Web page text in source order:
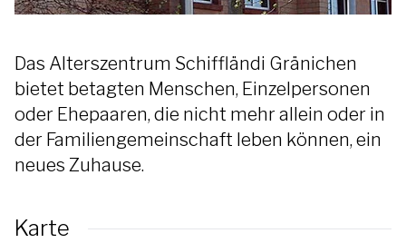
Das Alterszentrum Schiffländi Gränichen
bietet betagten Menschen, Einzelpersonen
oder Ehepaaren, die nicht mehr allein oder in
der Familiengemeinschaft leben können, ein
neues Zuhause.
Karte